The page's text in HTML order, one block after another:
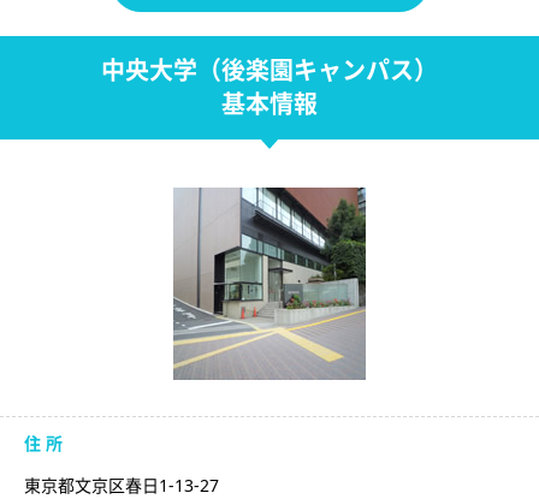
中央大学（後楽園キャンパス）
基本情報
住 所
東京都文京区春日1-13-27